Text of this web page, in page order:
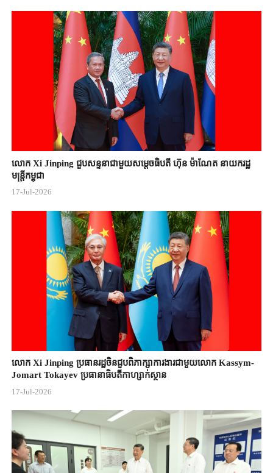
លោក Xi Jinping ជួបសន្ទនាជាមួយសម្តេចធិបតី ហ៊ុន ម៉ាណែត នាយករដ្ឋ
មន្ត្រីកម្ពុជា
17-Jul-2026
លោក Xi Jinping ប្រធានរដ្ឋចិន​ជួបពិភាក្សា​ការងារជាមួយ​លោក Kassym-
Jomart ​Tokayev ​ប្រធានាធិបតី​កាហ្សាក់ស្ថាន​
17-Jul-2026